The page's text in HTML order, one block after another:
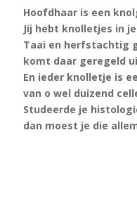
Hoofdhaar is een
Jij hebt knolletjes in
Taai en herfstachtig
komt daar geregeld
En ieder knolletje is
van o wel duizend
Studeerde je
dan moest je die